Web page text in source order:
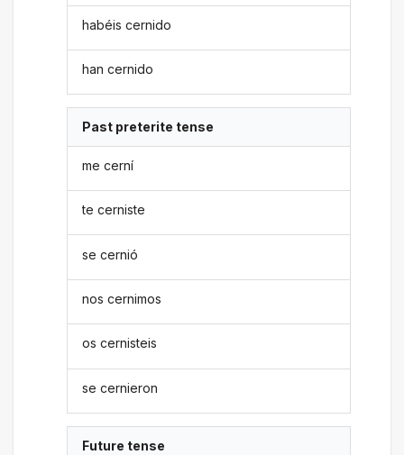
habéis cernido
han cernido
Past preterite tense
me cerní
te cerniste
se cernió
nos cernimos
os cernisteis
se cernieron
Future tense